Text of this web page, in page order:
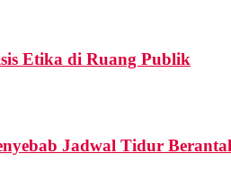
Etika di Ruang Publik
Jadwal Tidur